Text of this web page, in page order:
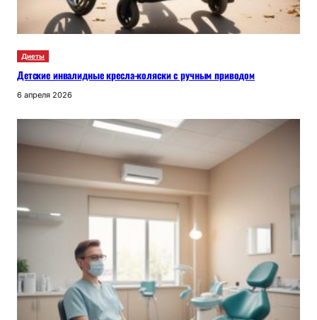
Диеты
Детские инвалидные кресла-коляски с ручным приводом
6 апреля 2026